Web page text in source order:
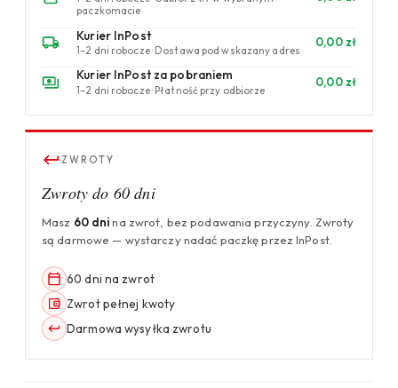
paczkomacie
Kurier InPost
1–2 dni robocze · Dostawa pod wskazany adres
0,00 zł
Kurier InPost za pobraniem
1–2 dni robocze · Płatność przy odbiorze
0,00 zł
ZWROTY
Zwroty do 60 dni
Masz 60 dnina zwrot, bez podawania przyczyny. Zwroty
są darmowe — wystarczy nadać paczkę przez InPost.
60 dni na zwrot
Zwrot pełnej kwoty
Darmowa wysyłka zwrotu